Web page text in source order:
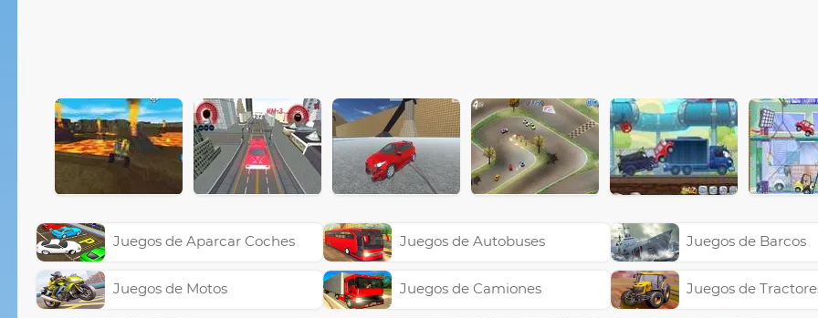
Juegos de Aparcar Coches
Juegos de Motos
Juegos de Autobuses
Juegos de Camiones
Juegos de Barcos
Juegos de